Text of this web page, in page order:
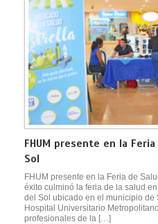
FHUM presente en la
Sol
FHUM presente en la Feria de
éxito culminó la feria de la salud
del Sol ubicado en el municipio
Hospital Universitario
profesionales de la […]